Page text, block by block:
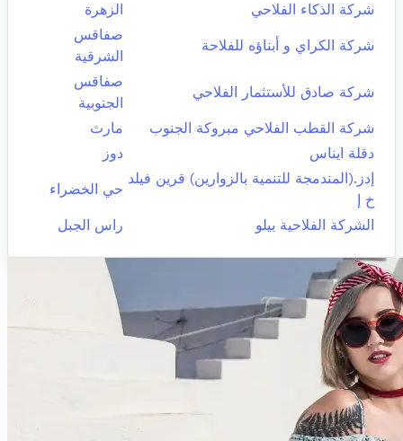
شركة الذكاء الفلاحي الزهرة
شركة الكراي و أبناؤه للفلاحة
صفاقس
الشرقية
شركة صادق للأستثمار الفلاحي
صفاقس
الجنوبية
شركة القطب الفلاحي مبروكة الجنوب
مارث
دقلة ايناس
دوز
إدز.(المندمجة للتنمية بالزوارين) قرين فيلد
خ إ
حي الخضراء
الشركة الفلاحية بيلو راس الجبل